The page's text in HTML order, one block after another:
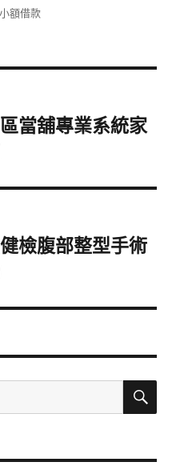
分
小額借款
當舖專業系統家
檢腹部整型手術
搜